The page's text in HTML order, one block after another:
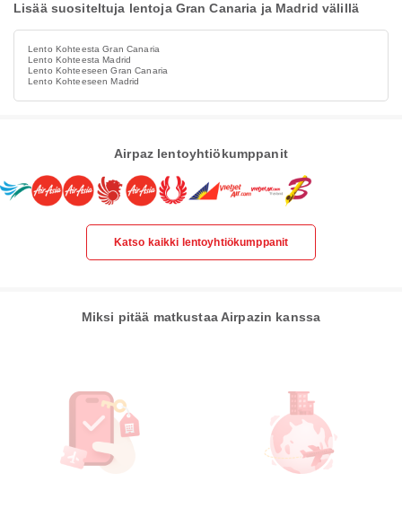
Lisää suositeltuja lentoja Gran Canaria ja Madrid välillä
Lento Kohteesta Gran Canaria
Lento Kohteesta Madrid
Lento Kohteeseen Gran Canaria
Lento Kohteeseen Madrid
Airpaz lentoyhtiökumppanit
Katso kaikki lentoyhtiökumppanit
Miksi pitää matkustaa Airpazin kanssa